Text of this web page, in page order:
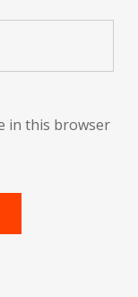
in this browser